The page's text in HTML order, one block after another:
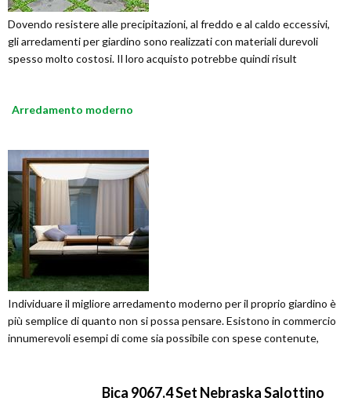
Dovendo resistere alle precipitazioni, al freddo e al caldo eccessivi,
gli arredamenti per giardino sono realizzati con materiali durevoli
spesso molto costosi. Il loro acquisto potrebbe quindi risult
Arredamento moderno
Individuare il migliore arredamento moderno per il proprio giardino è
più semplice di quanto non si possa pensare. Esistono in commercio
innumerevoli esempi di come sia possibile con spese contenute,
Bica 9067.4 Set Nebraska Salottino